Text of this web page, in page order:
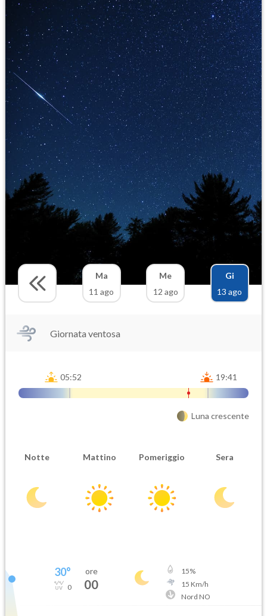
Ma
11 ago
Me
12 ago
Gi
13 ago
Giornata ventosa
05:52 19:41
Luna crescente
Notte Mattino Pomeriggio Sera
30°
0
ore
00
15%
15 Km/h
Nord NO